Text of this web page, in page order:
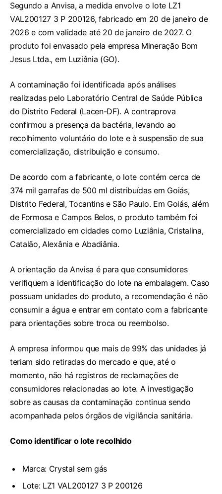
Segundo a Anvisa, a medida envolve o lote LZ1
VAL200127 3 P 200126, fabricado em 20 de janeiro de
2026 e com validade até 20 de janeiro de 2027. O
produto foi envasado pela empresa Mineração Bom
Jesus Ltda., em Luziânia (GO).
A contaminação foi identificada após análises
realizadas pelo Laboratório Central de Saúde Pública
do Distrito Federal (Lacen-DF). A contraprova
confirmou a presença da bactéria, levando ao
recolhimento voluntário do lote e à suspensão de sua
comercialização, distribuição e consumo.
De acordo com a fabricante, o lote contém cerca de
374 mil garrafas de 500 ml distribuídas em Goiás,
Distrito Federal, Tocantins e São Paulo. Em Goiás, além
de Formosa e Campos Belos, o produto também foi
comercializado em cidades como Luziânia, Cristalina,
Catalão, Alexânia e Abadiânia.
A orientação da Anvisa é para que consumidores
verifiquem a identificação do lote na embalagem. Caso
possuam unidades do produto, a recomendação é não
consumir a água e entrar em contato com a fabricante
para orientações sobre troca ou reembolso.
A empresa informou que mais de 99% das unidades já
teriam sido retiradas do mercado e que, até o
momento, não há registros de reclamações de
consumidores relacionadas ao lote. A investigação
sobre as causas da contaminação continua sendo
acompanhada pelos órgãos de vigilância sanitária.
Como identificar o lote recolhido
Marca: Crystal sem gás
Lote: LZ1 VAL200127 3 P 200126